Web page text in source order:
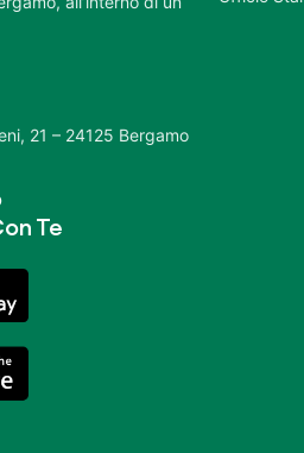
21 – 24125 Bergamo
Te